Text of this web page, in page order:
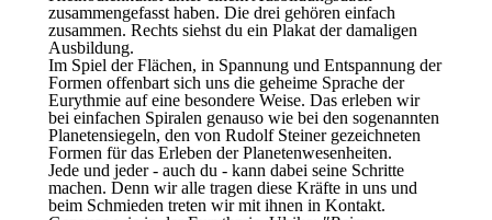
zusammengefasst haben. Die drei gehören einfach
zusammen. Rechts siehst du ein Plakat der damaligen
Ausbildung.
Im Spiel der Flächen, in Spannung und Entspannung der
Formen offenbart sich uns die geheime Sprache der
Eurythmie auf eine besondere Weise. Das erleben wir
bei einfachen Spiralen genauso wie bei den sogenannten
Planetensiegeln, den von Rudolf Steiner gezeichneten
Formen für das Erleben der Planetenwesenheiten.
Jede und jeder - auch du - kann dabei seine Schritte
machen. Denn wir alle tragen diese Kräfte in uns und
beim Schmieden treten wir mit ihnen in Kontakt.